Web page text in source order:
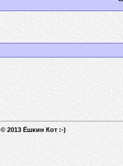
© 2013 Ёшкин Кот :-)